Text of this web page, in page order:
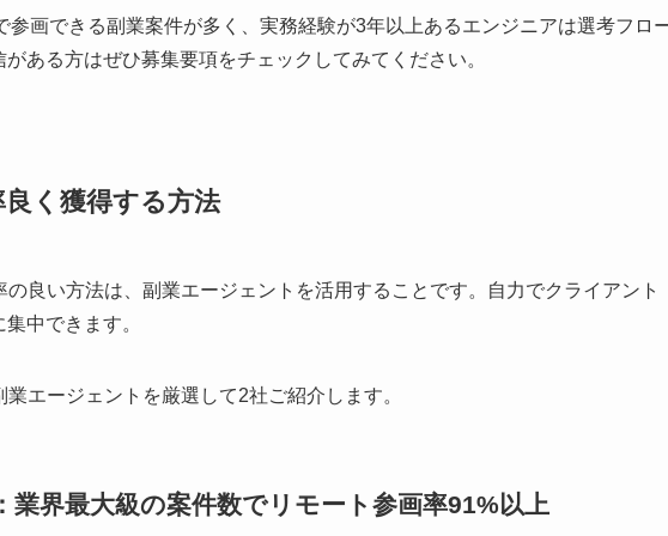
参画できる副業案件が多く、実務経験が3年以上あるエンジニアは選考フロ
ある方はぜひ募集要項をチェックしてみてください。
く獲得する方法
良い方法は、副業エージェントを活用することです。自力でクライアント
中できます。
エージェントを厳選して2社ご紹介します。
界最大級の案件数でリモート参画率91%以上